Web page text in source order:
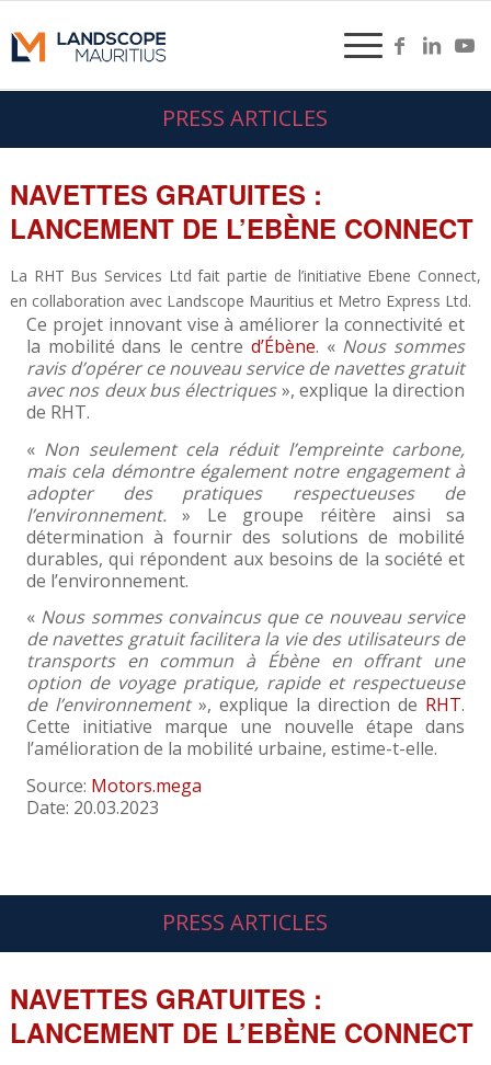
NAVETTES GRATUITES :
LANCEMENT DE L’EBÈNE CONNECT
PRESS ARTICLES
La RHT Bus Services Ltd fait partie de l’initiative Ebene Connect,
en collaboration avec Landscope Mauritius et Metro Express Ltd.
Ce projet innovant vise à améliorer la connectivité et
la mobilité dans le centre d’Ébène. « Nous sommes
ravis d’opérer ce nouveau service de navettes gratuit
avec nos deux bus électriques», explique la direction
de RHT.
«Non seulement cela réduit l’empreinte carbone,
mais cela démontre également notre engagement à
adopter des pratiques respectueuses de
l’environnement. » Le groupe réitère ainsi sa
détermination à fournir des solutions de mobilité
durables, qui répondent aux besoins de la société et
de l’environnement.
« Nous sommes convaincus que ce nouveau service
de navettes gratuit facilitera la vie des utilisateurs de
transports en commun à Ébène en offrant une
option de voyage pratique, rapide et respectueuse
de l’environnement », explique la direction de RHT.
Cette initiative marque une nouvelle étape dans
l’amélioration de la mobilité urbaine, estime-t-elle.
Source: Motors.mega
Date: 20.03.2023
NAVETTES GRATUITES :
LANCEMENT DE L’EBÈNE CONNECT
PRESS ARTICLES